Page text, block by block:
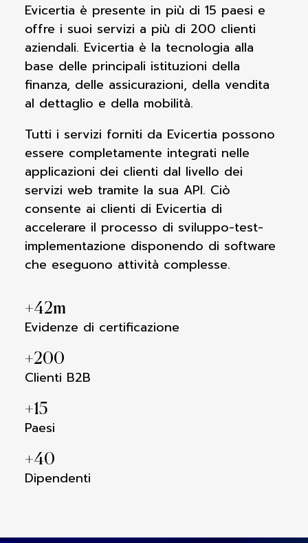
Evicertia è presente in più di 15 paesi e
offre i suoi servizi a più di 200 clienti
aziendali. Evicertia è la tecnologia alla
base delle principali istituzioni della
finanza, delle assicurazioni, della vendita
al dettaglio e della mobilità.
Tutti i servizi forniti da Evicertia possono
essere completamente integrati nelle
applicazioni dei clienti dal livello dei
servizi web tramite la sua API. Ciò
consente ai clienti di Evicertia di
accelerare il processo di sviluppo-test-
implementazione disponendo di software
che eseguono attività complesse.
+42m
Evidenze di certificazione
+200
Clienti B2B
+15
Paesi
+40
Dipendenti